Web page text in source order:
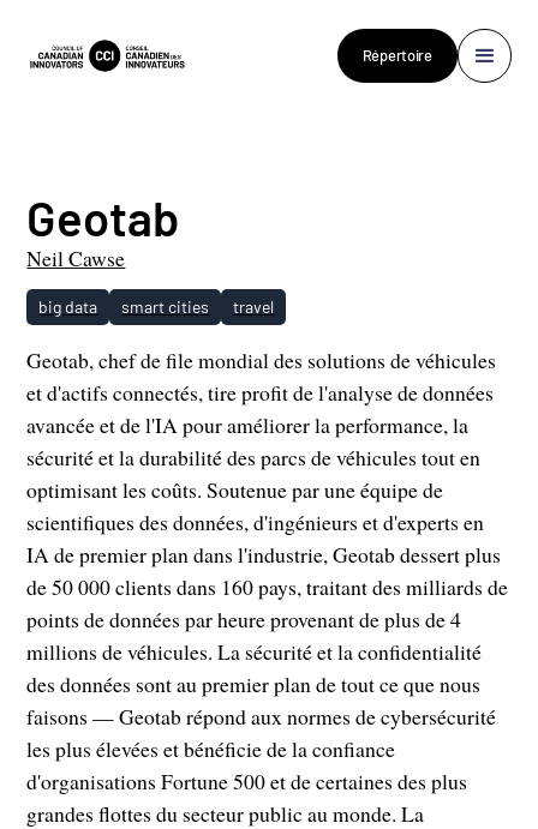
Répertoire
Geotab
Neil Cawse
big data smart cities travel
Geotab, chef de file mondial des solutions de véhicules
et d'actifs connectés, tire profit de l'analyse de données
avancée et de l'IA pour améliorer la performance, la
sécurité et la durabilité des parcs de véhicules tout en
optimisant les coûts. Soutenue par une équipe de
scientifiques des données, d'ingénieurs et d'experts en
IA de premier plan dans l'industrie, Geotab dessert plus
de 50 000 clients dans 160 pays, traitant des milliards de
points de données par heure provenant de plus de 4
millions de véhicules. La sécurité et la confidentialité
des données sont au premier plan de tout ce que nous
faisons — Geotab répond aux normes de cybersécurité
les plus élevées et bénéficie de la confiance
d'organisations Fortune 500 et de certaines des plus
grandes flottes du secteur public au monde. La